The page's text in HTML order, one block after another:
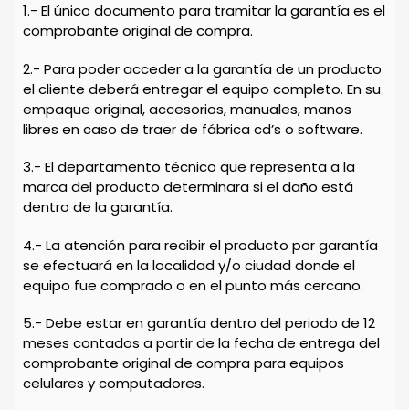
1.- El único documento para tramitar la garantía es el
comprobante original de compra.
2.- Para poder acceder a la garantía de un producto
el cliente deberá entregar el equipo completo. En su
empaque original, accesorios, manuales, manos
libres en caso de traer de fábrica cd’s o software.
3.- El departamento técnico que representa a la
marca del producto determinara si el daño está
dentro de la garantía.
4.- La atención para recibir el producto por garantía
se efectuará en la localidad y/o ciudad donde el
equipo fue comprado o en el punto más cercano.
5.- Debe estar en garantía dentro del periodo de 12
meses contados a partir de la fecha de entrega del
comprobante original de compra para equipos
celulares y computadores.